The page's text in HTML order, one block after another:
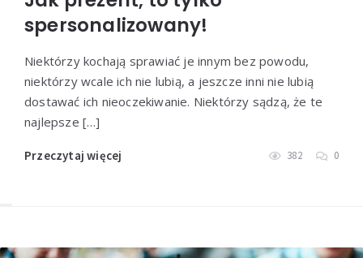
spersonalizowany!
Niektórzy kochają sprawiać je innym bez powodu,
niektórzy wcale ich nie lubią, a jeszcze inni nie lubią
dostawać ich nieoczekiwanie. Niektórzy sądzą, że te
najlepsze […]
Przeczytaj więcej 382 0